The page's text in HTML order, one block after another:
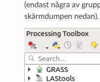
(endast några av
skärmdumpen nedan).